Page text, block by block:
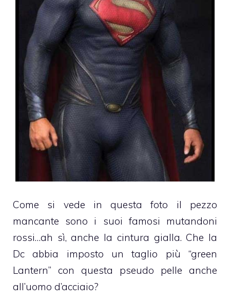
Come si vede in questa foto il pezzo
mancante sono i suoi famosi mutandoni
rossi…ah sì, anche la cintura gialla. Che la
Dc abbia imposto un taglio più “green
Lantern” con questa pseudo pelle anche
all’uomo d’acciaio?